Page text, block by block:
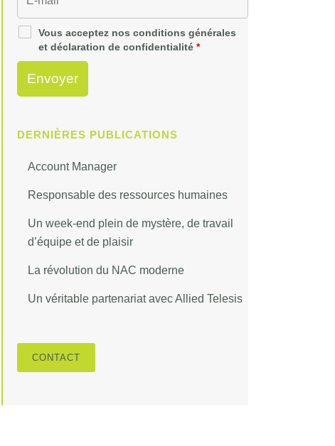
Vous acceptez nos conditions générales
et déclaration de confidentialité*
DERNIÈRES PUBLICATIONS
Account Manager
Responsable des ressources humaines
Un week-end plein de mystère, de travail
d’équipe et de plaisir
La révolution du NAC moderne
Un véritable partenariat avec Allied Telesis
CONTACT